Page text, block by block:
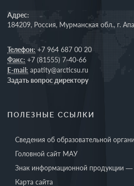
Адрес:
184209, Россия, Мурманская обл., г.
Телефон: +7 964 687 00 20
Факс: +7 (81555) 7-40-66
E-mail: apatity@arcticsu.ru
Задать вопрос директору
ПОЛЕЗНЫЕ ССЫЛКИ
Сведения об образовательной
Головной сайт МАУ
Знак информационной продукции —
Карта сайта